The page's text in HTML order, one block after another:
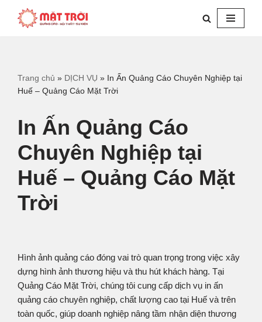
Chuyển
dungTrang chủ » DỊCH VỤ » In Ấn Quảng Cáo Chuyên Nghiệp tại
Huế – Quảng Cáo Mặt Trời
In Ấn Quảng Cáo
Chuyên Nghiệp tại
Huế – Quảng Cáo Mặt
Trời
Hình ảnh quảng cáo đóng vai trò quan trọng trong việc xây
dựng hình ảnh thương hiệu và thu hút khách hàng. Tại
Quảng Cáo Mặt Trời, chúng tôi cung cấp dịch vụ in ấn
quảng cáo chuyên nghiệp, chất lượng cao tại Huế và trên
toàn quốc, giúp doanh nghiệp nâng tầm nhận diện thương